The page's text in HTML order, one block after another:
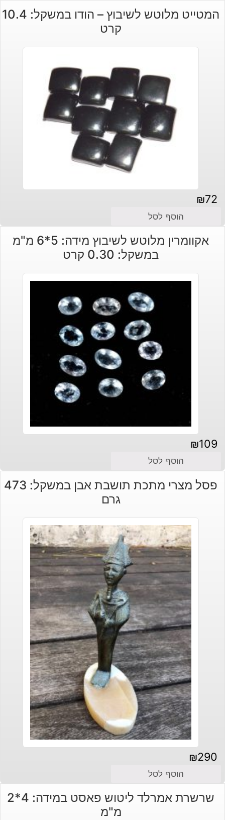
המטייט מלוטש לשיבוץ – הודו במשקל: 10.4
קרט
₪72
הוסף לסל
אקוומרין מלוטש לשיבוץ מידה: 5*6 מ"מ
במשקל: 0.30 קרט
₪109
הוסף לסל
פסל מצרי מתכת תושבת אבן במשקל: 473
גרם
₪290
הוסף לסל
שרשרת אמרלד ליטוש פאסט במידה: 4*2
מ"מ